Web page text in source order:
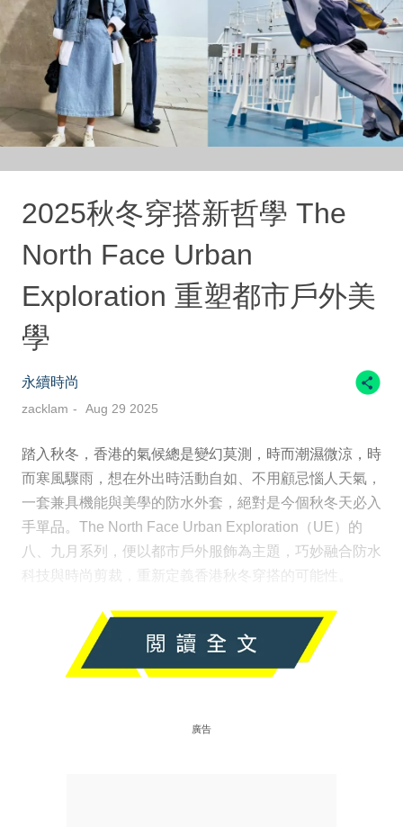
2025秋冬穿搭新哲學 The
North Face Urban
Exploration 重塑都市戶外美
學
永續時尚
zacklam Aug 29 2025
踏入秋冬，香港的氣候總是變幻莫測，時而潮濕微涼，時
而寒風驟雨，想在外出時活動自如、不用顧忌惱人天氣，
一套兼具機能與美學的防水外套，絕對是今個秋冬天必入
手單品。The North Face Urban Exploration（UE）的
八、九月系列，便以都市戶外服飾為主題，巧妙融合防水
科技與時尚剪裁，重新定義香港秋冬穿搭的可能性。
廣告